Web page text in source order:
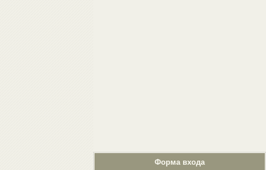
Форма входа